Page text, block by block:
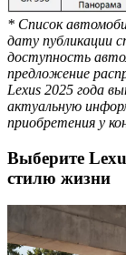
* Список
дату публикации
доступность
предложение
Lexus 2025 года
актуальную
приобретения у
Выберите
стилю жизни